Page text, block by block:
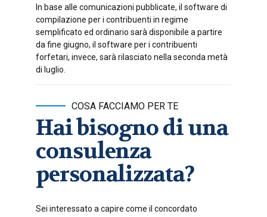
In base alle comunicazioni pubblicate, il software di
compilazione per i contribuenti in regime
semplificato ed ordinario sarà disponibile a partire
da fine giugno, il software per i contribuenti
forfetari, invece, sarà rilasciato nella seconda metà
di luglio.
COSA FACCIAMO PER TE
Hai bisogno di una
consulenza
personalizzata?
Sei interessato a capire come il concordato